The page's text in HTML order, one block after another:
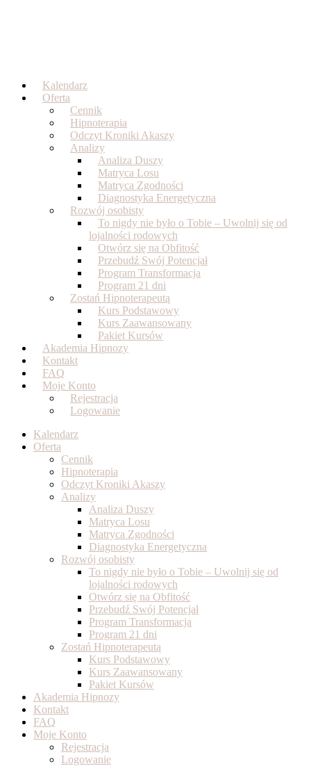
Kalendarz
Oferta
Cennik
Hipnoterapia
Odczyt Kroniki Akaszy
Analizy
Analiza Duszy
Matryca Losu
Matryca Zgodności
Diagnostyka Energetyczna
Rozwój osobisty
To nigdy nie było o Tobie – Uwolnij się od
lojalności rodowych
Otwórz się na Obfitość
Przebudź Swój Potencjał
Program Transformacja
Program 21 dni
Zostań Hipnoterapeutą
Kurs Podstawowy
Kurs Zaawansowany
Pakiet Kursów
Akademia Hipnozy
Kontakt
FAQ
Moje Konto
Rejestracja
Logowanie
Kalendarz
Oferta
Cennik
Hipnoterapia
Odczyt Kroniki Akaszy
Analizy
Analiza Duszy
Matryca Losu
Matryca Zgodności
Diagnostyka Energetyczna
Rozwój osobisty
To nigdy nie było o Tobie – Uwolnij się od
lojalności rodowych
Otwórz się na Obfitość
Przebudź Swój Potencjał
Program Transformacja
Program 21 dni
Zostań Hipnoterapeutą
Kurs Podstawowy
Kurs Zaawansowany
Pakiet Kursów
Akademia Hipnozy
Kontakt
FAQ
Moje Konto
Rejestracja
Logowanie